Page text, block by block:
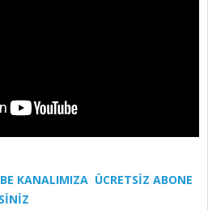
KANALIMIZA ÜCRETSİZ ABONE